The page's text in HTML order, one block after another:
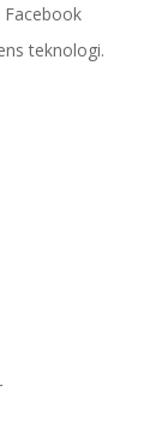
teknologi.